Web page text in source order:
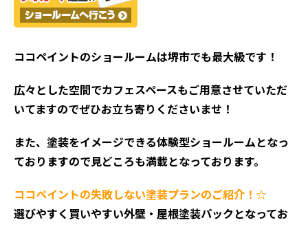
ココペイントのショールームは堺市でも最大級です！
広々とした空間でカフェスペースもご用意させていただ
いてますのでぜひお立ち寄りくださいませ！
また、塗装をイメージできる体験型ショールームとなっ
ておりますので見どころも満載となっております。
ココペイントの失敗しない塗装プランのご紹介！☆
選びやすく買いやすい外壁・屋根塗装パックとなってお